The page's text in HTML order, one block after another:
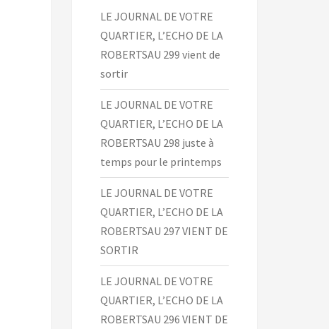
LE JOURNAL DE VOTRE
QUARTIER, L’ECHO DE LA
ROBERTSAU 299 vient de
sortir
LE JOURNAL DE VOTRE
QUARTIER, L’ECHO DE LA
ROBERTSAU 298 juste à
temps pour le printemps
LE JOURNAL DE VOTRE
QUARTIER, L’ECHO DE LA
ROBERTSAU 297 VIENT DE
SORTIR
LE JOURNAL DE VOTRE
QUARTIER, L’ECHO DE LA
ROBERTSAU 296 VIENT DE